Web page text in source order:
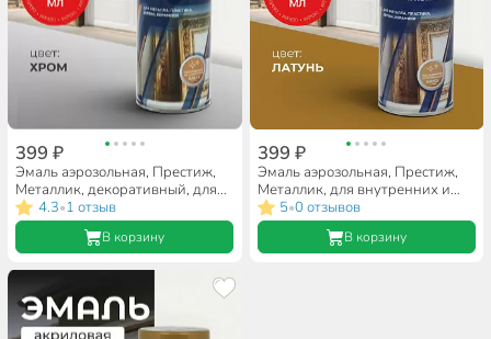
399 ₽
Эмаль аэрозольная, Престиж,
Металлик, декоративный, для
внутренних и наружных работ,
быстросохнущая, акриловая,
матовая, серебро, 425 мл
4.3•1 отзыв
В корзину
399 ₽
Эмаль аэрозольная, Престиж,
Металлик, для внутренних и
наружных работ, акриловая,
глянцевая, латунь, 520 мл
5•0 отзывов
В корзину